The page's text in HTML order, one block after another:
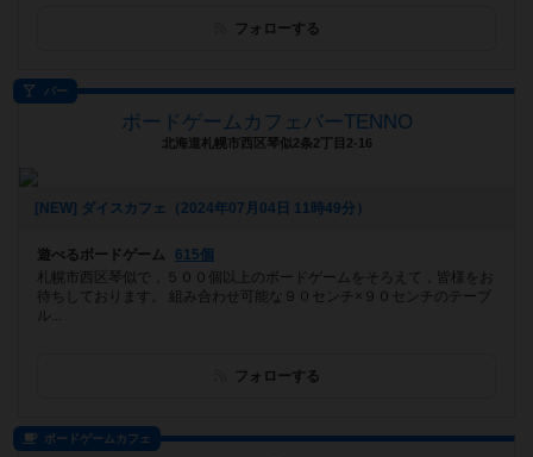
フォローする
バー
ボードゲームカフェバーTENNO
北海道札幌市西区琴似2条2丁目2-16
[NEW] ダイスカフェ（2024年07月04日 11時49分）
遊べるボードゲーム
615個
札幌市西区琴似で，５００個以上のボードゲームをそろえて，皆様をお
待ちしております。 組み合わせ可能な９０センチ×９０センチのテーブ
ル...
フォローする
ボードゲームカフェ